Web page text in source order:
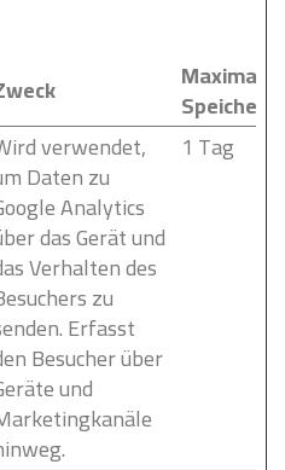
Maximale
verwendet,
Daten zu
Analytics
das Gerät und
Verhalten des
zu
Erfasst
Besucher über
und
1 Tag